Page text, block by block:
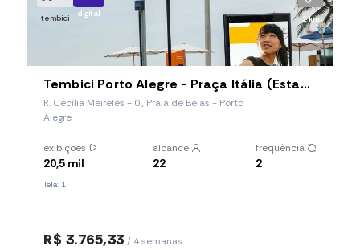
tembici digital
2 km
Tembici Porto Alegre - Praça Itália (Estação 021), R. Cecília Meireles
R. Cecília Meireles - 0 , Praia de Belas - Porto
Alegre
exibições
20,5 mil
alcance
22
frequência
2
Tela: 1
R$ 3.765,33 / 4 semanas